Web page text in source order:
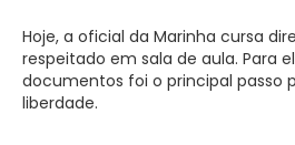
Hoje, a oficial da Marinha cursa
respeitado em sala de aula. Para
documentos foi o principal passo
liberdade.